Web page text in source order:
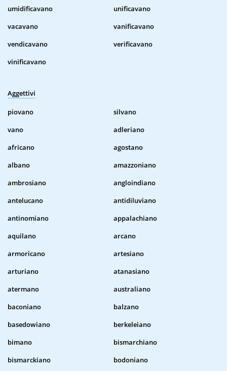
umidificavano
unificavano
vacavano
vanificavano
vendicavano
verificavano
vinificavano
Aggettivi
piovano
silvano
vano
adleriano
africano
agostano
albano
amazzoniano
ambrosiano
angloindiano
antelucano
antidiluviano
antinomiano
appalachiano
aquilano
arcano
armoricano
artesiano
arturiano
atanasiano
atermano
australiano
baconiano
balzano
basedowiano
berkeleiano
bimano
bismarchiano
bismarckiano
bodoniano